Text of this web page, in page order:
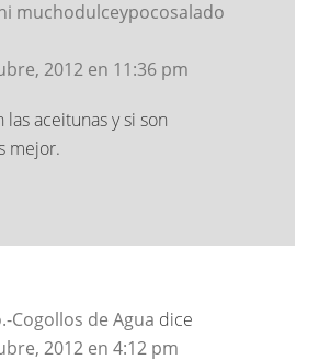
muchodulceypocosalado
2012 en 11:36 pm
las aceitunas y si son
mejor.
Cogollos de Agua dice
2012 en 4:12 pm